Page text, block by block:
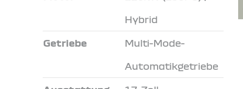
Hybrid
Getriebe Multi-Mode-
Automatikgetriebe